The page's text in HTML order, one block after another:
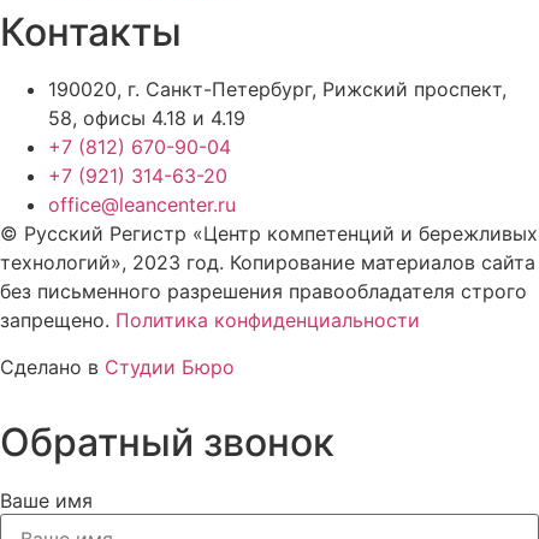
Контакты
190020, г. Санкт-Петербург, Рижский проспект,
58, офисы 4.18 и 4.19
+7 (812) 670-90-04
+7 (921) 314-63-20
office@leancenter.ru
© Русский Регистр «Центр компетенций и бережливых
технологий», 2023 год. Копирование материалов сайта
без письменного разрешения правообладателя строго
запрещено. Политика конфиденциальности
Сделано в Студии Бюро
Обратный звонок
Ваше имя